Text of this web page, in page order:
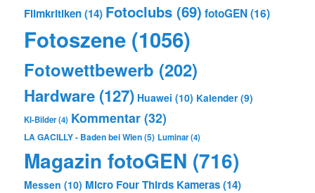
Filmkritiken(14) Fotoclubs (69) fotoGEN(16)
Fotoszene (1056)
Fotowettbewerb (202)
Hardware (127) Huawei (10) Kalender (9)
KI-Bilder(4) Kommentar (32)
LA GACILLY - Baden bei Wien(5) Luminar(4)
Magazin fotoGEN (716)
Messen (10) Micro Four Thirds Kameras(14)